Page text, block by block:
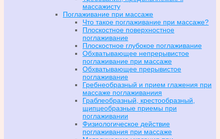
массажисту
Поглаживание при массаже
Что такое поглаживание при массаже?
Плоскостное поверхностное
поглаживание
Плоскостное глубокое поглаживание
Обхватывающее непрерывистое
поглаживание при массаже
Обхватывающее прерывистое
поглаживание
Гребнеобразный и прием глажения при
массаже поглаживаниия
Граблеобразный, крестообразный,
щипцеобразные приемы при
поглаживании
Физиологическое действие
поглаживания при массаже